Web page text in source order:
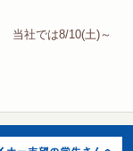
当社では8/10(土)～